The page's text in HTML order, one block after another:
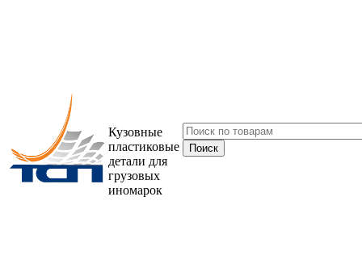
Кузовные
пластиковые
детали для
грузовых
иномарок